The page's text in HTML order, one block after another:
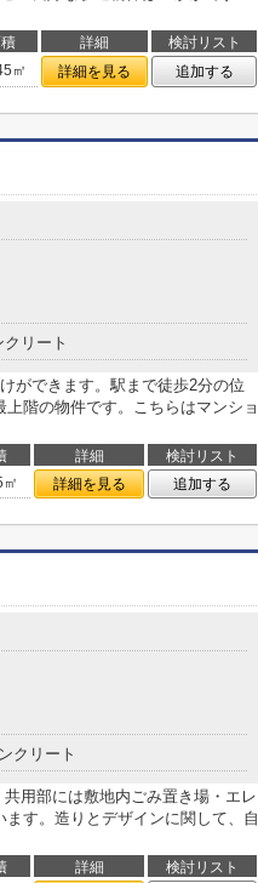
詳細
検討リスト
㎡ 詳細を見る 追加する
リート
ができます。駅まで徒歩2分の位
階の物件です。こちらはマンショ
詳細
検討リスト
詳細を見る 追加する
クリート
用部には敷地内ごみ置き場・エレ
す。造りとデザインに関して、自
詳細
検討リスト